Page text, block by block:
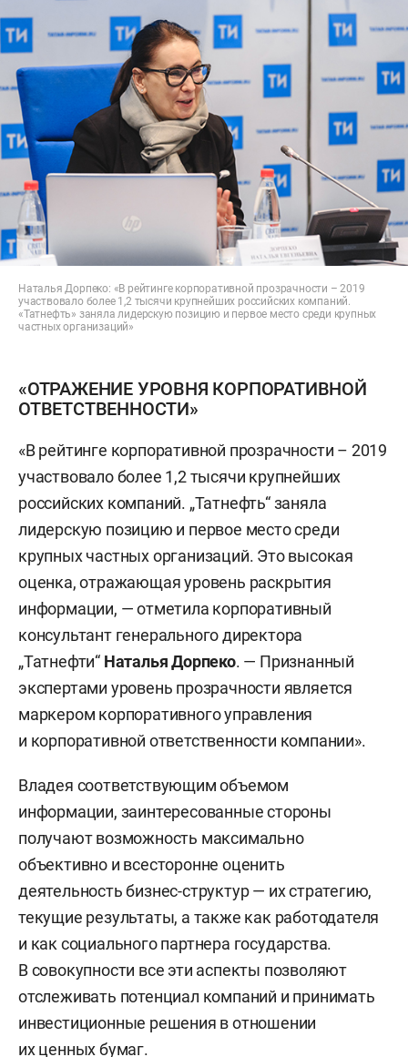
Наталья Дорпеко: «В рейтинге корпоративной прозрачности – 2019
участвовало более 1,2 тысячи крупнейших российских компаний.
«Татнефть» заняла лидерскую позицию и первое место среди крупных
частных организаций»
«ОТРАЖЕНИЕ УРОВНЯ КОРПОРАТИВНОЙ
ОТВЕТСТВЕННОСТИ»
«В рейтинге корпоративной прозрачности – 2019
участвовало более 1,2 тысячи крупнейших
российских компаний. „Татнефть“ заняла
лидерскую позицию и первое место среди
крупных частных организаций. Это высокая
оценка, отражающая уровень раскрытия
информации, — отметила корпоративный
консультант генерального директора
„Татнефти“ Наталья Дорпеко. — Признанный
экспертами уровень прозрачности является
маркером корпоративного управления
и корпоративной ответственности компании».
Владея соответствующим объемом
информации, заинтересованные стороны
получают возможность максимально
объективно и всесторонне оценить
деятельность бизнес-структур — их стратегию,
текущие результаты, а также как работодателя
и как социального партнера государства.
В совокупности все эти аспекты позволяют
отслеживать потенциал компаний и принимать
инвестиционные решения в отношении
их ценных бумаг.